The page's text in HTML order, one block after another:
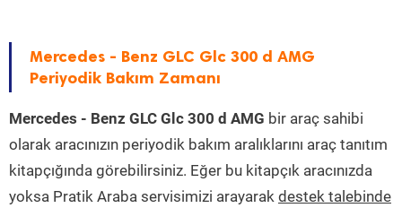
Mercedes - Benz GLC Glc 300 d AMG
Periyodik Bakım Zamanı
Mercedes - Benz GLC Glc 300 d AMG bir araç sahibi
olarak aracınızın periyodik bakım aralıklarını araç tanıtım
kitapçığında görebilirsiniz. Eğer bu kitapçık aracınızda
yoksa Pratik Araba servisimizi arayarak destek talebinde